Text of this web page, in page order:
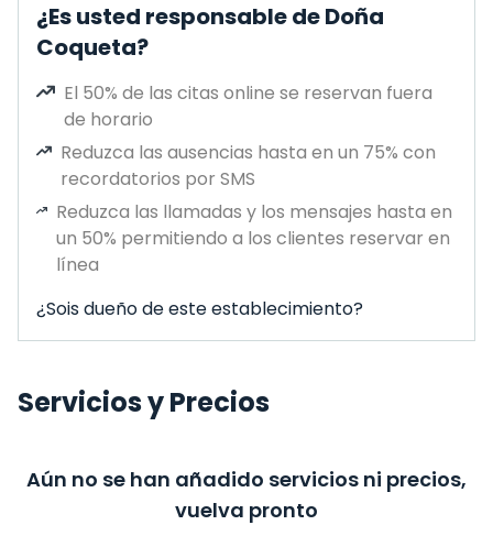
¿Es usted responsable de Doña
Coqueta?
El 50% de las citas online se reservan fuera
de horario
Reduzca las ausencias hasta en un 75% con
recordatorios por SMS
Reduzca las llamadas y los mensajes hasta en
un 50% permitiendo a los clientes reservar en
línea
¿Sois dueño de este establecimiento?
Servicios y Precios
Aún no se han añadido servicios ni precios,
vuelva pronto